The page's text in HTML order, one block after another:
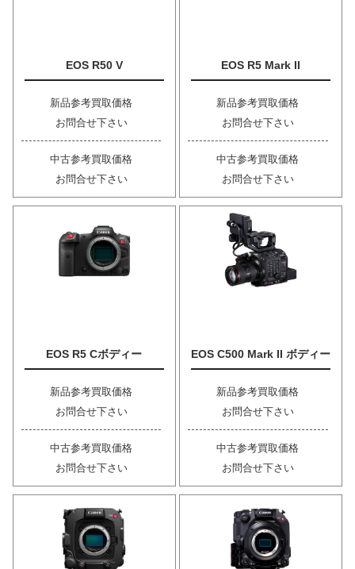
EOS R50 V
新品参考買取価格
お問合せ下さい
中古参考買取価格
お問合せ下さい
EOS R5 Mark II
新品参考買取価格
お問合せ下さい
中古参考買取価格
お問合せ下さい
EOS R5 Cボディー
新品参考買取価格
お問合せ下さい
中古参考買取価格
お問合せ下さい
EOS C500 Mark II ボディー
新品参考買取価格
お問合せ下さい
中古参考買取価格
お問合せ下さい